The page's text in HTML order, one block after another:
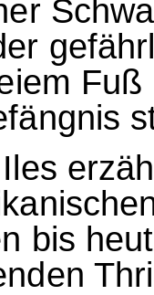
Fuß
bis